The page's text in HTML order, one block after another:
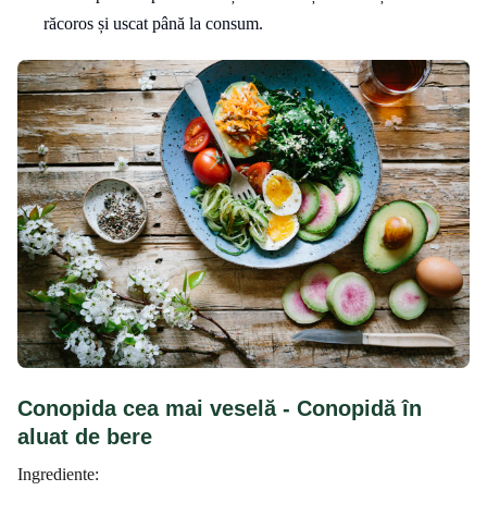
răcoros și uscat până la consum.
Conopida cea mai veselă - Conopidă în
aluat de bere
Ingrediente: